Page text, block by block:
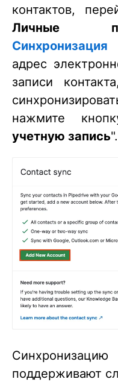
контактов,
Личные
Синхронизация
адрес
записи
нажмите
учетную запись".
поддерживают